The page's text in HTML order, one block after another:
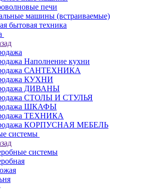
печи
машины (встраиваемые)
бытовая техника
Наполнение кухни
САНТЕХНИКА
КУХНИ
ДИВАНЫ
СТОЛЫ И СТУЛЬЯ
ШКАФЫ
ТЕХНИКА
КОРПУСНАЯ МЕБЕЛЬ
системы
системы